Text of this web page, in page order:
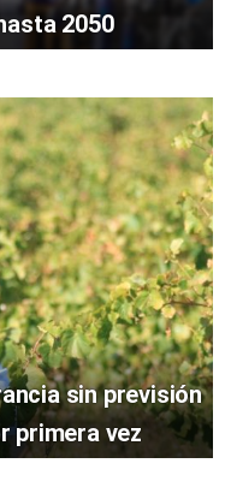
2050
sin previsión
primera vez